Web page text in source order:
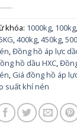
khóa: 1000kg, 100kg,
,400kg,450kg,
,Đồng hồ áp lực
hồ dầu HXC,
, Giá đồng hồ áp
suất khí nén